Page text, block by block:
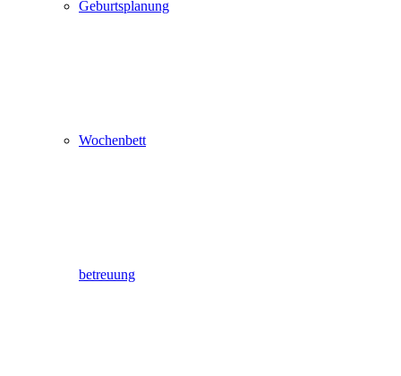
Geburtsplanung
Wochenbett
betreuung